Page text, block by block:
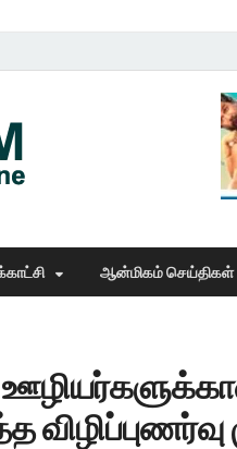
ஆன்மிகம் செய்திகள்
விழிப்புணர்வு